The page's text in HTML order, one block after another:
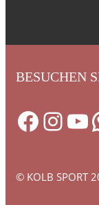
BESUCHEN
© KOLB SPORT